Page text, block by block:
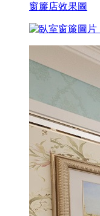
窗簾店效果圖